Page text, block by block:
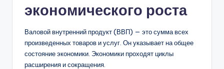
экономического роста
Валовой внутренний продукт (ВВП) — это сумма всех
произведенных товаров и услуг. Он указывает на общее
состояние экономики. Экономики проходят циклы
расширения и сокращения.